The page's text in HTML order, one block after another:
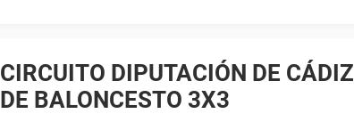
CIRCUITO DIPUTACIÓN DE CÁDIZ
DE BALONCESTO 3X3